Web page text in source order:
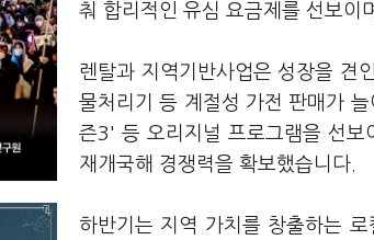
춰 합리적인 유심 요금제를 선보이
렌탈과 지역기반사업은 성장을 견
물처리기 등 계절성 가전 판매가
즌3' 등 오리지널 프로그램을 선보
재개국해 경쟁력을 확보했습니다.
하반기는 지역 가치를 창출하는